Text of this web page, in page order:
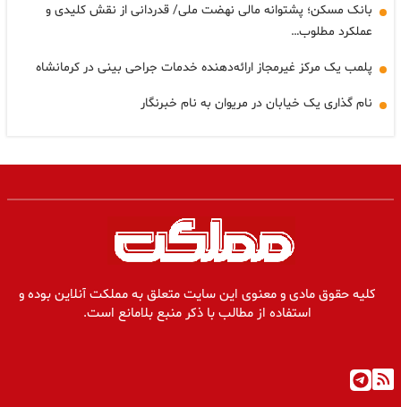
بانک مسکن؛ پشتوانه مالی نهضت ملی/ قدردانی از نقش کلیدی و
عملکرد مطلوب…
پلمب یک مرکز غیرمجاز ارائه‌دهنده خدمات جراحی بینی در کرمانشاه
نام گذاری یک خیابان در مریوان به نام خبرنگار
کلیه حقوق مادی و معنوی این سایت متعلق به مملکت آنلاین بوده و
استفاده از مطالب با ذکر منبع بلامانع است.